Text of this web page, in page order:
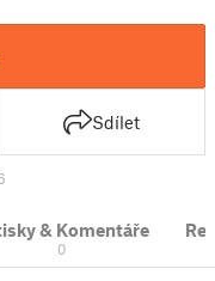
Sdílet
& Komentáře
0